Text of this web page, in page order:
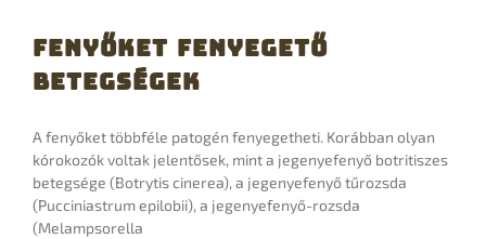
Fenyőket fenyegető
betegségek
A fenyőket többféle patogén fenyegetheti. Korábban olyan
kórokozók voltak jelentősek, mint a jegenyefenyő botritiszes
betegsége (Botrytis cinerea), a jegenyefenyő tűrozsda
(Pucciniastrum epilobii), a jegenyefenyő-rozsda
(Melampsorella